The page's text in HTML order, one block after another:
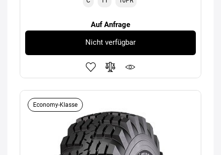
Auf Anfrage
Nicht verfügbar
Economy-Klasse